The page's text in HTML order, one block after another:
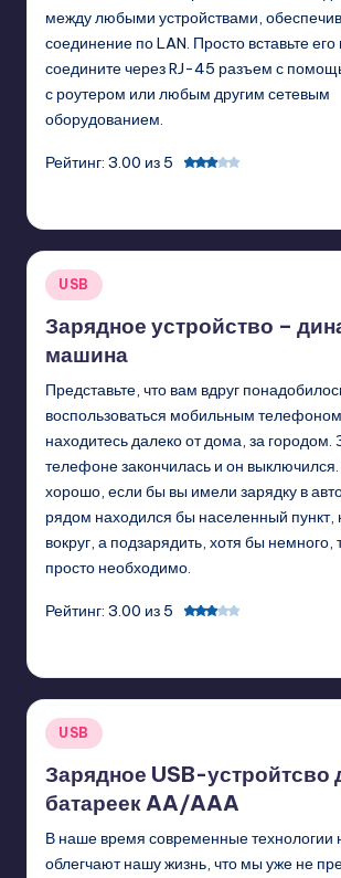
между любыми устройствами,
соединение по LAN. Просто вставьте
соедините через RJ-45 разъем с
с роутером или любым другим сетевым
оборудованием.
Рейтинг: 3.00 из 5
Posted
in
USB
Зарядное устройство –
машина
Представьте, что вам вдруг
воспользоваться мобильным
находитесь далеко от дома, за городом.
телефоне закончилась и он
хорошо, если бы вы имели зарядку в
рядом находился бы населенный пункт,
вокруг, а подзарядить, хотя бы
просто необходимо.
Рейтинг: 3.00 из 5
Posted
in
USB
Зарядное USB-устройтсво
батареек AA/AAA
В наше время современные технологии
облегчают нашу жизнь, что мы уже не